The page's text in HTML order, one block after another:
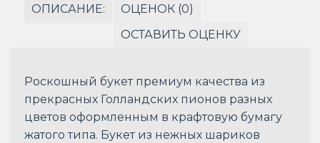
ОПИСАНИЕ:
ОЦЕНОК (0)
ОСТАВИТЬ ОЦЕНКУ
Роскошный букет премиум качества из
прекрасных Голландских пионов разных
цветов оформленным в крафтовую бумагу
жатого типа. Букет из нежных шариков